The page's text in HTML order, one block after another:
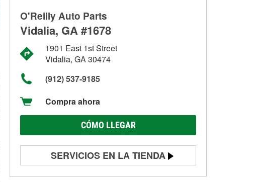
O'Reilly Auto Parts
Vidalia, GA #1678
1901 East 1st Street
Vidalia, GA 30474
(912) 537-9185
Compra ahora
CÓMO LLEGAR
SERVICIOS EN LA TIENDA
Prueba de batería